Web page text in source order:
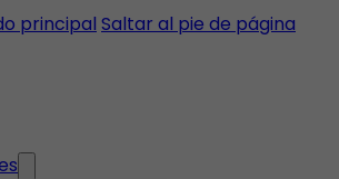
principal Saltar al pie de página